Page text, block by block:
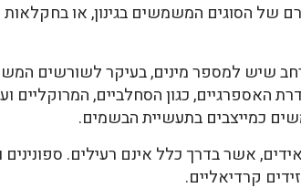
הסוגים המשמשים בגינון, או בחקלאות
שיש למספר מינים, בעיקר לשורשים
האספרגיים, כגון הסחלביים, המרוקליים
כמייצבים בתעשיית הבשמים.
אשר בדרך כלל אינם רעילים.
קרדיאליים.